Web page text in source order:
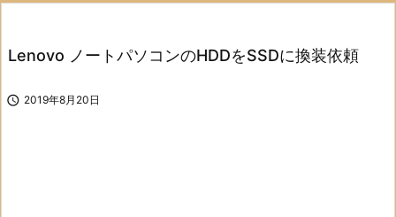
Lenovo ノートパソコンのHDDをSSDに換装依頼
 2019年8月20日